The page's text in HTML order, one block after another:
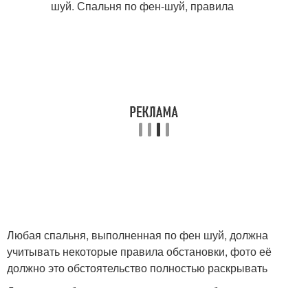
Любая спальня, выполненная по фен шуй, должна
учитывать некоторые правила обстановки, фото её
должно это обстоятельство полностью раскрывать